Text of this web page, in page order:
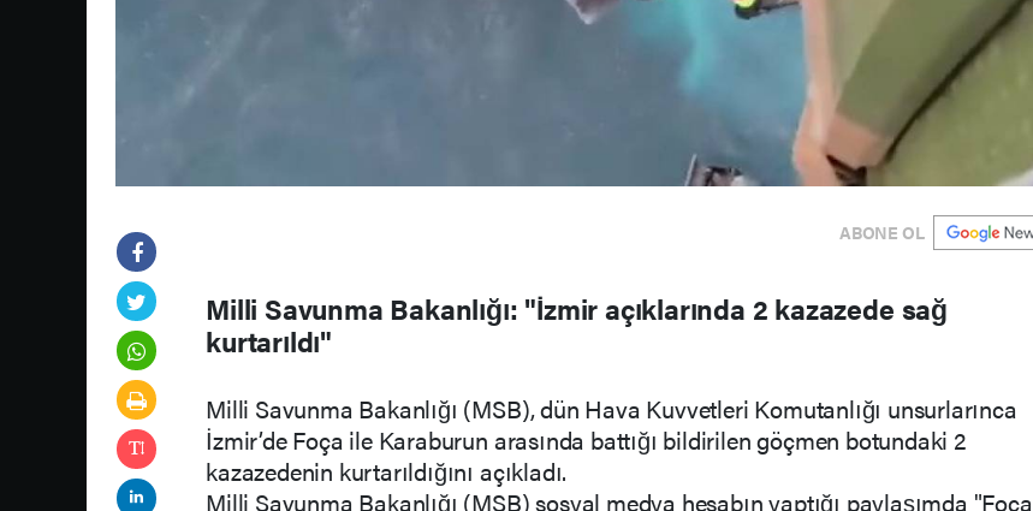
ABONE OL
Milli Savunma Bakanlığı: "İzmir açıklarında 2 kazazede sağ
kurtarıldı"
Milli Savunma Bakanlığı (MSB), dün Hava Kuvvetleri Komutanlığı unsurlarınca
İzmir’de Foça ile Karaburun arasında battığı bildirilen göçmen botundaki 2
kazazedenin kurtarıldığını açıkladı.
Milli Savunma Bakanlığı (MSB) sosyal medya hesabın yaptığı paylaşımda "Foça